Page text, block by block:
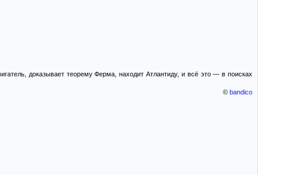
доказывает теорему Ферма, находит Атлантиду, и всё это — в поисках
© bandico